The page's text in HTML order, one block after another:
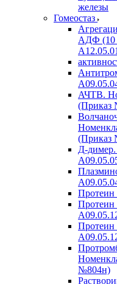
железы
Гомеостаз
АДФ (10
АЧТВ.
(Приказ
(Приказ
Д-
Протеин
№804н)